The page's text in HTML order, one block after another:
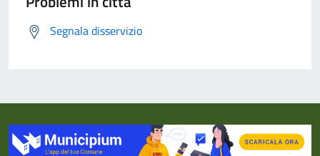
Segnala disservizio